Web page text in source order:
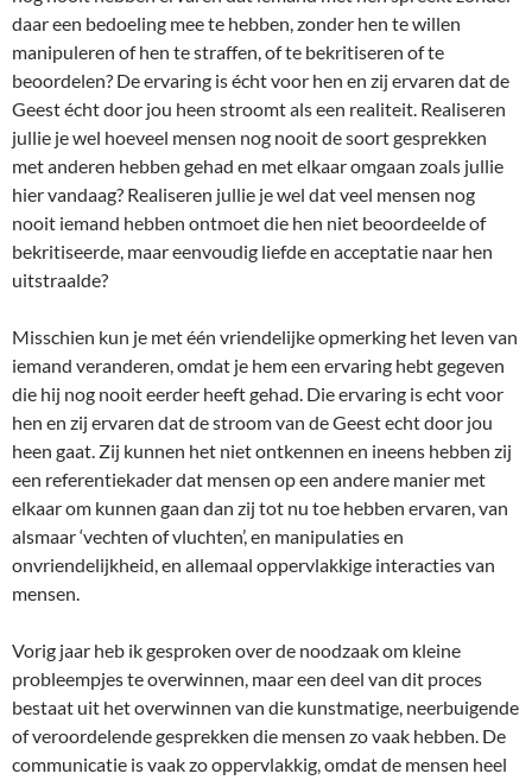
daar een bedoeling mee te hebben, zonder hen te willen
manipuleren of hen te straffen, of te bekritiseren of te
beoordelen? De ervaring is écht voor hen en zij ervaren dat de
Geest écht door jou heen stroomt als een realiteit. Realiseren
jullie je wel hoeveel mensen nog nooit de soort gesprekken
met anderen hebben gehad en met elkaar omgaan zoals jullie
hier vandaag? Realiseren jullie je wel dat veel mensen nog
nooit iemand hebben ontmoet die hen niet beoordeelde of
bekritiseerde, maar eenvoudig liefde en acceptatie naar hen
uitstraalde?
Misschien kun je met één vriendelijke opmerking het leven van
iemand veranderen, omdat je hem een ervaring hebt gegeven
die hij nog nooit eerder heeft gehad. Die ervaring is echt voor
hen en zij ervaren dat de stroom van de Geest echt door jou
heen gaat. Zij kunnen het niet ontkennen en ineens hebben zij
een referentiekader dat mensen op een andere manier met
elkaar om kunnen gaan dan zij tot nu toe hebben ervaren, van
alsmaar ‘vechten of vluchten’, en manipulaties en
onvriendelijkheid, en allemaal oppervlakkige interacties van
mensen.
Vorig jaar heb ik gesproken over de noodzaak om kleine
probleempjes te overwinnen, maar een deel van dit proces
bestaat uit het overwinnen van die kunstmatige, neerbuigende
of veroordelende gesprekken die mensen zo vaak hebben. De
communicatie is vaak zo oppervlakkig, omdat de mensen heel